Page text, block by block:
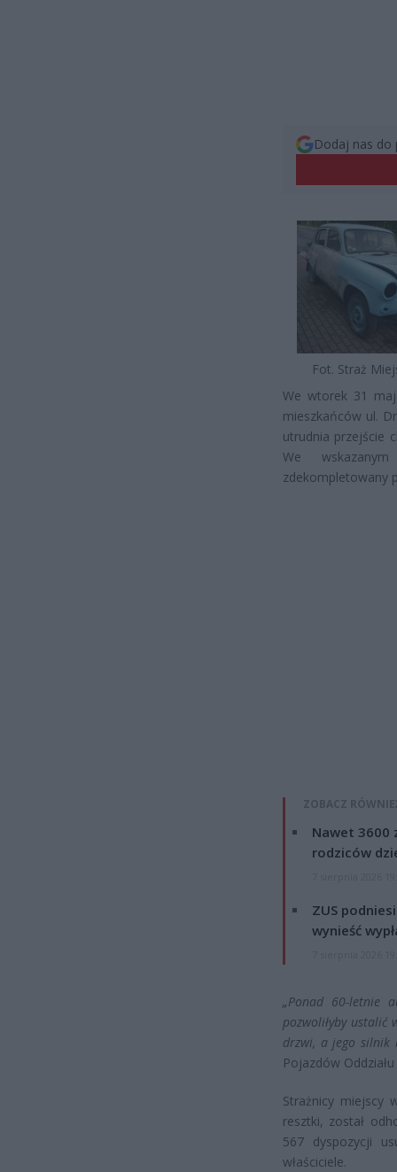
Dodaj nas do
Fot. Straż
We wtorek 31
mieszkańców ul.
utrudnia przejście
We
zdekompletowany
ZOBACZ
Nawet 3600
rodziców
ZUS
wynieść
„Ponad 60-letnie
pozwoliłyby ustalić
drzwi, a jego silnik
Pojazdów
Strażnicy miejscy
resztki, został
567 dyspozycji
właściciele.